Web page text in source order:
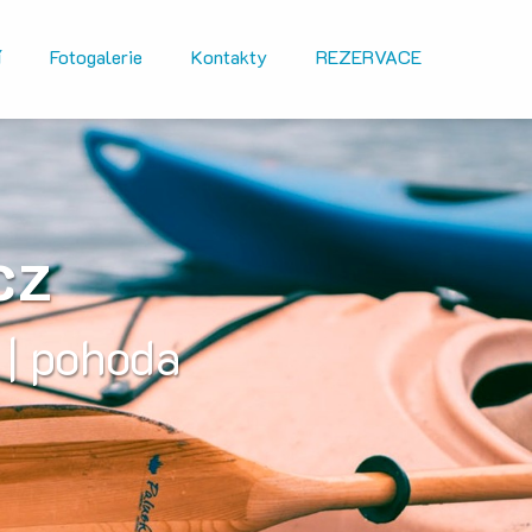
Fotogalerie Kontakty REZERVACE
pohoda